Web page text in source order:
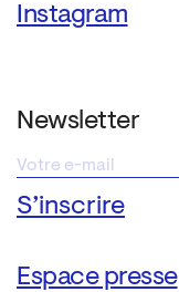
Instagram
Newsletter
Espace presse